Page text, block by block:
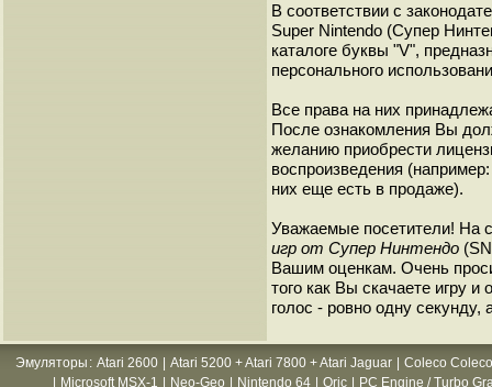
В соответствии с
Super Nintendo (Супер
каталоге буквы "V",
персонального
Все права на них
После ознакомления Вы
желанию приобрести
воспроизведения
них еще есть в продаже).
Уважаемые посетители! На
игр от Супер Нинтендо
Вашим оценкам. Очень
того как Вы скачаете игру
голос - ровно одну
Эмуляторы : Atari 2600 Atari 5200 + Atari 7800 + Atari Jaguar
Coleco
Microsoft MSX-1 Neo-Geo Nintendo 64 Oric PC Engine / Turbo